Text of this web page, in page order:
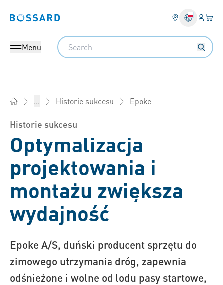
Bossard homepage Login
Menu
Search
... Historie sukcesu Epoke
Historie sukcesu
Optymalizacja
projektowania i
montażu zwiększa
wydajność
Epoke A/S, duński producent sprzętu do
zimowego utrzymania dróg, zapewnia
odśnieżone i wolne od lodu pasy startowe,